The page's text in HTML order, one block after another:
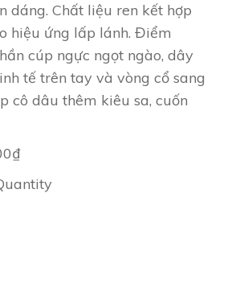
dáng. Chất liệu ren kết hợp
hiệu ứng lấp lánh. Điểm
cúp ngực ngọt ngào, dây
tế trên tay và vòng cổ sang
cô dâu thêm kiêu sa, cuốn
₫